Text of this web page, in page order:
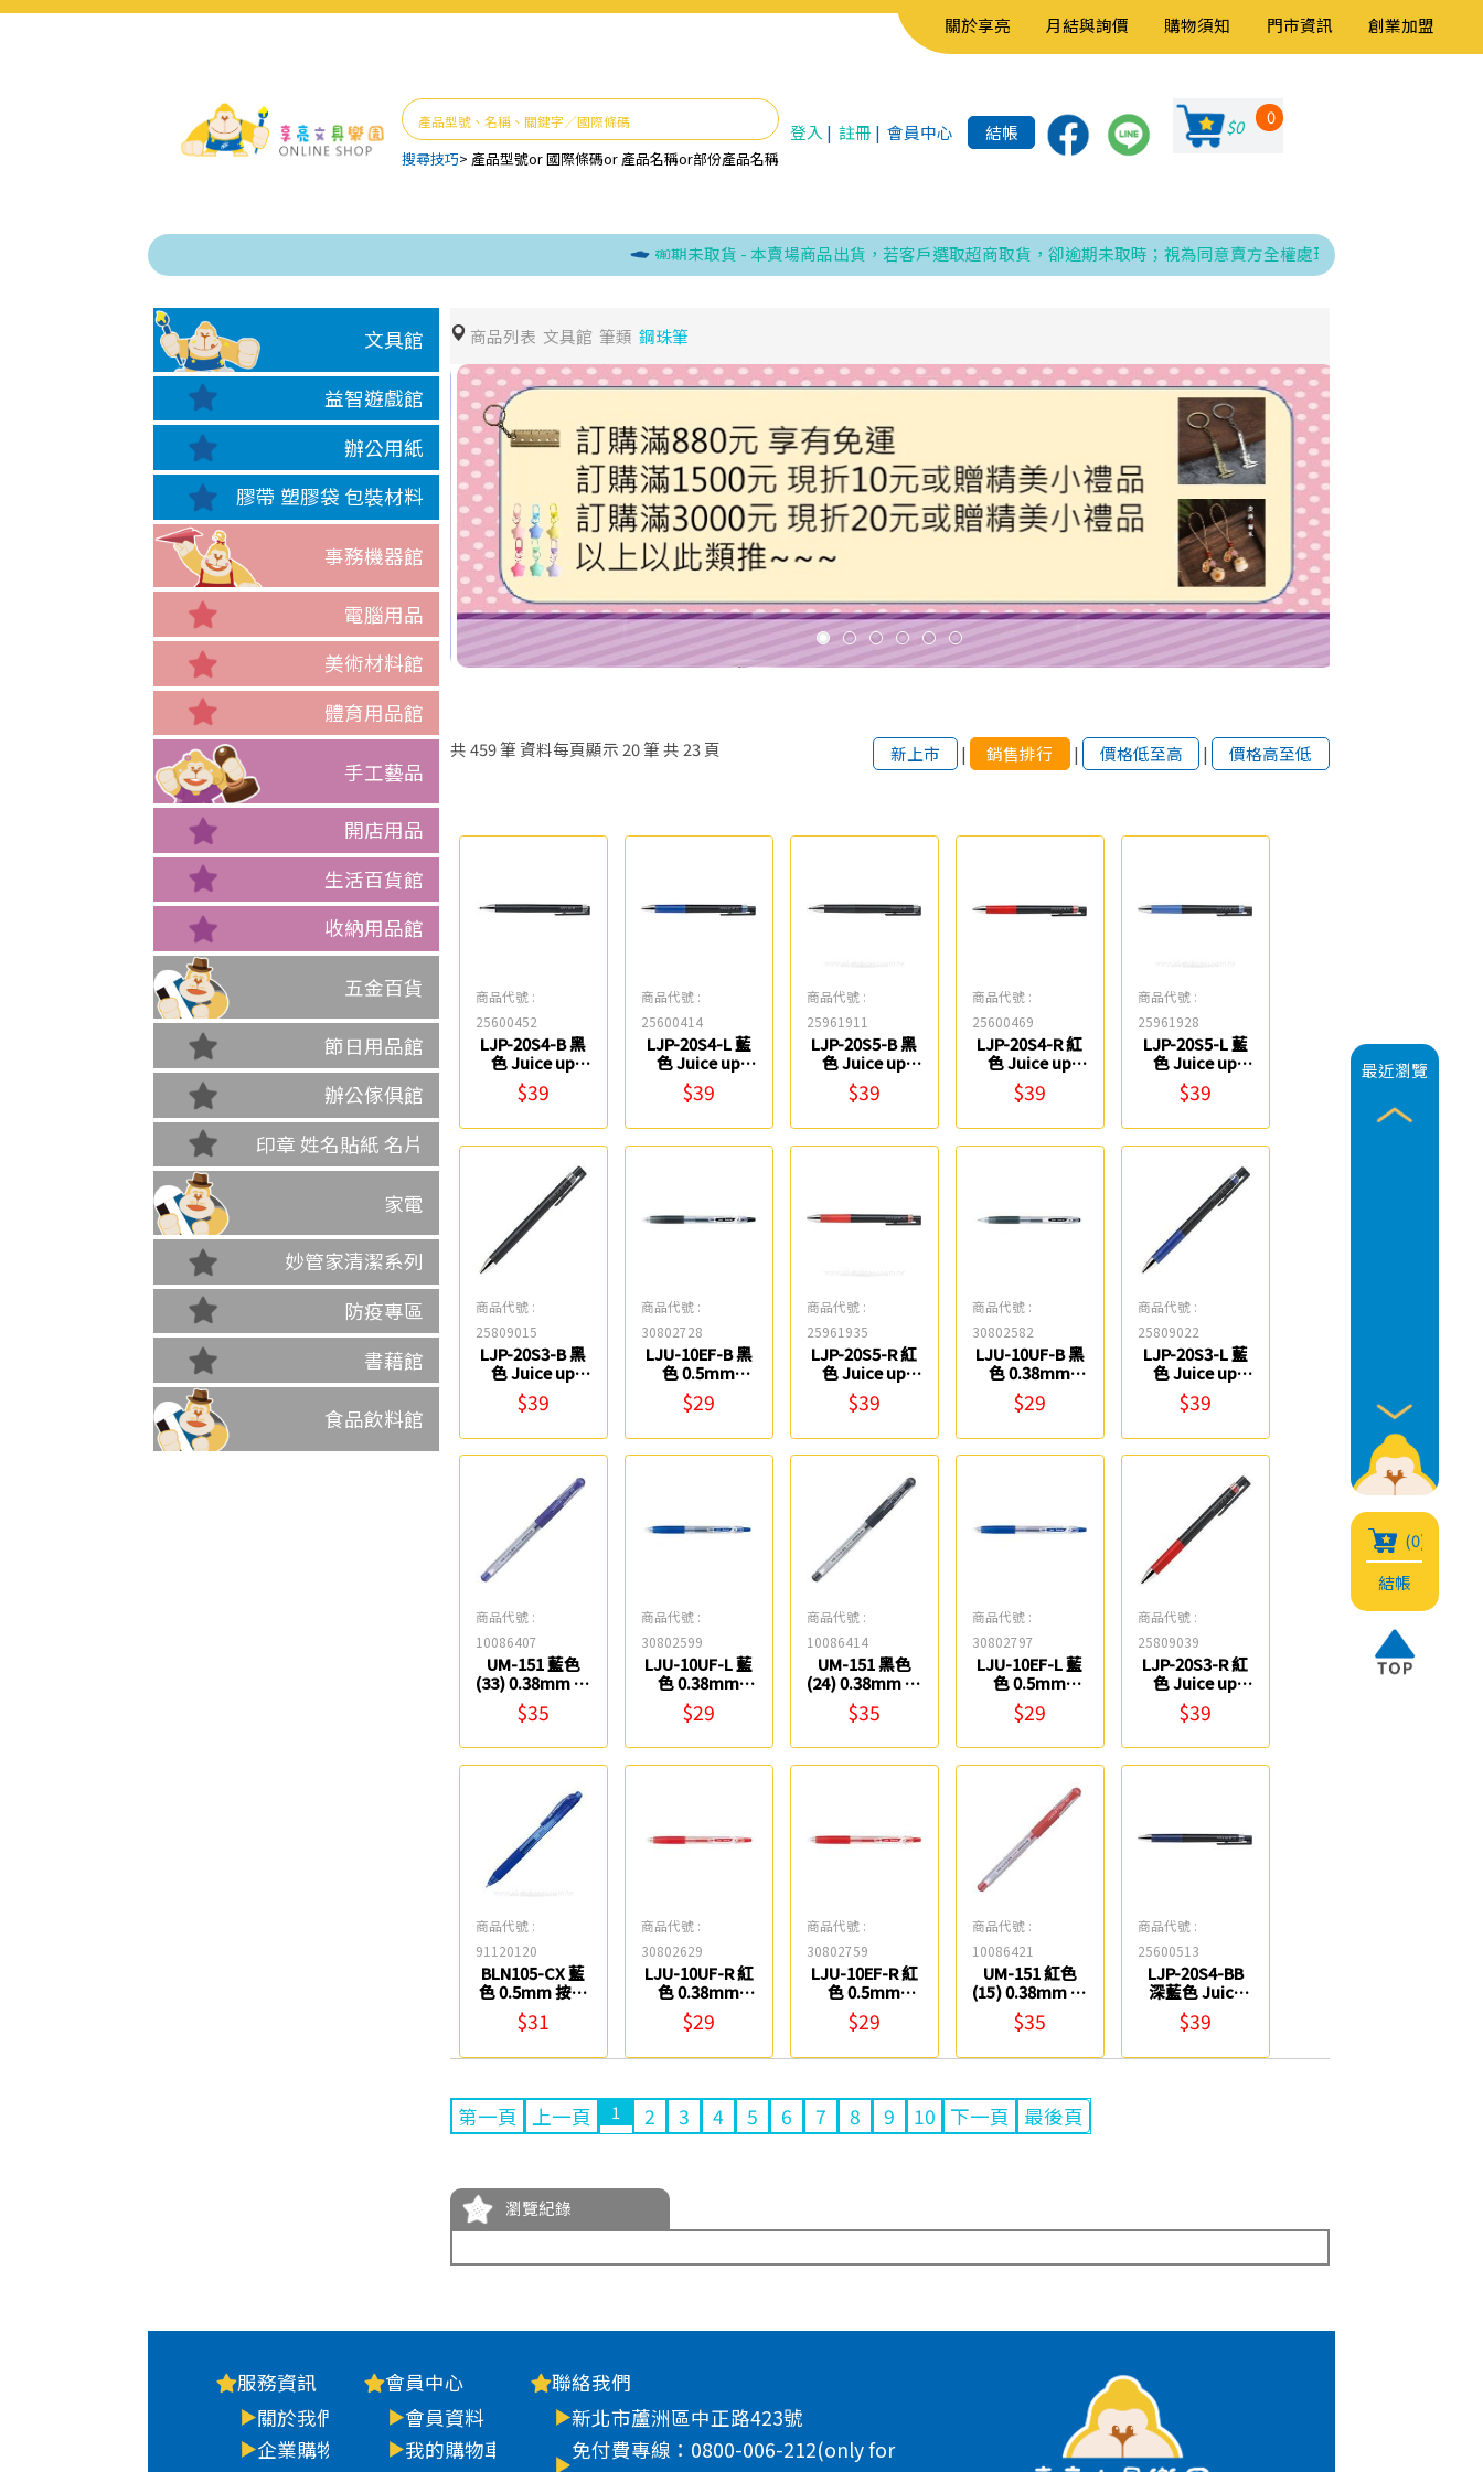
關於享亮 月結與詢價 購物須知 門市資訊 創業加盟
搜尋技巧> 產品型號or國際條碼or 產品名稱or部份產品名稱
登入 | 註冊 | 會員中心 結帳 $0 0
逾期未取貨 - 本賣場商品出貨，若客戶選取超商取貨，卻逾期未取時；視為同意賣方全權處理發票、折讓與銷貨退回之相
最近瀏覽
(0)
結帳
文具館
益智遊戲館
辦公用紙
膠帶 塑膠袋 包裝材料
事務機器館
電腦用品
美術材料館
體育用品館
手工藝品
開店用品
生活百貨館
收納用品館
五金百貨
節日用品館
辦公傢俱館
印章 姓名貼紙 名片
家電
妙管家清潔系列
防疫專區
書藉館
食品飲料館
商品列表 文具館 筆類 鋼珠筆
共 459筆 資料每頁顯示 20筆 共 23頁 新上市 | 銷售排行 | 價格低至高 | 價格高至低
商品代號 :
25600452
LJP-20S4-B 黑
色 Juice up
0.4mm超級果
汁筆 PILOT
$39
商品代號 :
25600414
LJP-20S4-L 藍
色 Juice up
0.4mm超級果
汁筆 PILOT
$39
商品代號 :
25961911
LJP-20S5-B 黑
色 Juice up
0.5mm超級果
汁筆 PILOT
$39
商品代號 :
25600469
LJP-20S4-R 紅
色 Juice up
0.4mm超級果
汁筆 PILOT
$39
商品代號 :
25961928
LJP-20S5-L 藍
色 Juice up
0.5mm超級果
汁筆 PILOT
$39
商品代號 :
25809015
LJP-20S3-B 黑
色 Juice up
0.3mm超級果
汁筆 PILOT
$39
商品代號 :
30802728
LJU-10EF-B 黑
色 0.5mm
Juice 果汁筆
PILOT
$29
商品代號 :
25961935
LJP-20S5-R 紅
色 Juice up
0.5mm超級果
汁筆 PILOT
$39
商品代號 :
30802582
LJU-10UF-B 黑
色 0.38mm
Juice 果汁筆
PILOT
$29
商品代號 :
25809022
LJP-20S3-L 藍
色 Juice up
0.3mm超級果
汁筆 PILOT
$39
商品代號 :
10086407
UM-151 藍色
(33) 0.38mm 超
$35
商品代號 :
30802599
LJU-10UF-L 藍
色 0.38mm
Juice 果汁筆
PILOT
$29
商品代號 :
10086414
UM-151 黑色
(24) 0.38mm 超
$35
商品代號 :
30802797
LJU-10EF-L 藍
色 0.5mm
Juice 果汁筆
PILOT
$29
商品代號 :
25809039
LJP-20S3-R 紅
色 Juice up
0.3mm超級果
汁筆 PILOT
$39
商品代號 :
91120120
BLN105-CX 藍
色 0.5mm 按壓
式極速鋼珠筆
Pentel
$31
商品代號 :
30802629
LJU-10UF-R 紅
色 0.38mm
Juice 果汁筆
PILOT
$29
商品代號 :
30802759
LJU-10EF-R 紅
色 0.5mm
Juice 果汁筆
PILOT
$29
商品代號 :
10086421
UM-151 紅色
(15) 0.38mm 超
$35
商品代號 :
25600513
LJP-20S4-BB
深藍色 Juice
up 0.4mm超級
果汁筆 PILOT
$39
第一頁 上一頁 1 2 3 4 5 6 7 8 9 10 下一頁 最後頁
瀏覽紀錄
服務資訊
關於我們
企業購物
會員中心
會員資料
我的購物車
聯絡我們
新北市蘆洲區中正路423號
免付費專線：0800-006-212(only for